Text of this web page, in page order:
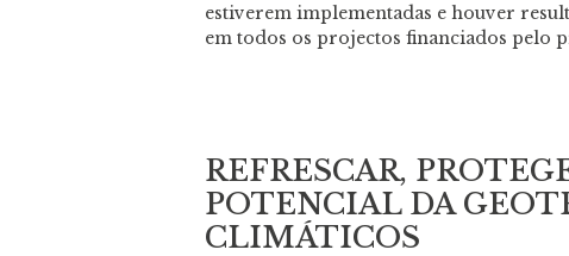
estiverem implementadas e houver
em todos os projectos financiados pelo
REFRESCAR,
POTENCIAL DA
CLIMÁTICOS